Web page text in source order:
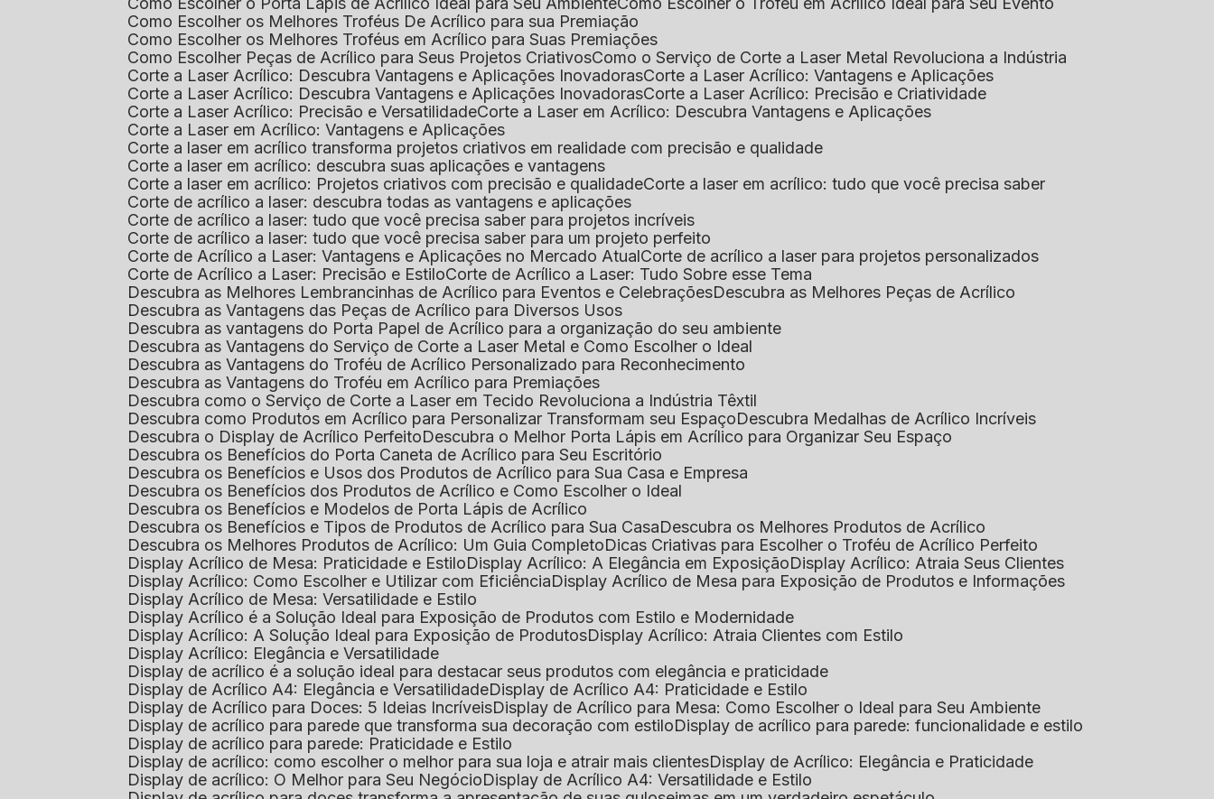
Como Escolher os Melhores Troféus De Acrílico para sua Premiação
Como Escolher os Melhores Troféus em Acrílico para Suas Premiações
Como Escolher Peças de Acrílico para Seus Projetos Criativos
Como o Serviço de Corte a Laser Metal Revoluciona a Indústria
Corte a Laser Acrílico: Descubra Vantagens e Aplicações Inovadoras
Corte a Laser Acrílico: Vantagens e Aplicações
Corte a Laser Acrílico: Descubra Vantagens e Aplicações Inovadoras
Corte a Laser Acrílico: Precisão e Criatividade
Corte a Laser Acrílico: Precisão e Versatilidade
Corte a Laser em Acrílico: Descubra Vantagens e Aplicações
Corte a Laser em Acrílico: Vantagens e Aplicações
Corte a laser em acrílico transforma projetos criativos em realidade com precisão e qualidade
Corte a laser em acrílico: descubra suas aplicações e vantagens
Corte a laser em acrílico: Projetos criativos com precisão e qualidade
Corte a laser em acrílico: tudo que você precisa saber
Corte de acrílico a laser: descubra todas as vantagens e aplicações
Corte de acrílico a laser: tudo que você precisa saber para projetos incríveis
Corte de acrílico a laser: tudo que você precisa saber para um projeto perfeito
Corte de Acrílico a Laser: Vantagens e Aplicações no Mercado Atual
Corte de acrílico a laser para projetos personalizados
Corte de Acrílico a Laser: Precisão e Estilo
Corte de Acrílico a Laser: Tudo Sobre esse Tema
Descubra as Melhores Lembrancinhas de Acrílico para Eventos e Celebrações
Descubra as Melhores Peças de Acrílico
Descubra as Vantagens das Peças de Acrílico para Diversos Usos
Descubra as vantagens do Porta Papel de Acrílico para a organização do seu ambiente
Descubra as Vantagens do Serviço de Corte a Laser Metal e Como Escolher o Ideal
Descubra as Vantagens do Troféu de Acrílico Personalizado para Reconhecimento
Descubra as Vantagens do Troféu em Acrílico para Premiações
Descubra como o Serviço de Corte a Laser em Tecido Revoluciona a Indústria Têxtil
Descubra como Produtos em Acrílico para Personalizar Transformam seu Espaço
Descubra Medalhas de Acrílico Incríveis
Descubra o Display de Acrílico Perfeito
Descubra o Melhor Porta Lápis em Acrílico para Organizar Seu Espaço
Descubra os Benefícios do Porta Caneta de Acrílico para Seu Escritório
Descubra os Benefícios e Usos dos Produtos de Acrílico para Sua Casa e Empresa
Descubra os Benefícios dos Produtos de Acrílico e Como Escolher o Ideal
Descubra os Benefícios e Modelos de Porta Lápis de Acrílico
Descubra os Benefícios e Tipos de Produtos de Acrílico para Sua Casa
Descubra os Melhores Produtos de Acrílico
Descubra os Melhores Produtos de Acrílico: Um Guia Completo
Dicas Criativas para Escolher o Troféu de Acrílico Perfeito
Display Acrílico de Mesa: Praticidade e Estilo
Display Acrílico: A Elegância em Exposição
Display Acrílico: Atraia Seus Clientes
Display Acrílico: Como Escolher e Utilizar com Eficiência
Display Acrílico de Mesa para Exposição de Produtos e Informações
Display Acrílico de Mesa: Versatilidade e Estilo
Display Acrílico é a Solução Ideal para Exposição de Produtos com Estilo e Modernidade
Display Acrílico: A Solução Ideal para Exposição de Produtos
Display Acrílico: Atraia Clientes com Estilo
Display Acrílico: Elegância e Versatilidade
Display de acrílico é a solução ideal para destacar seus produtos com elegância e praticidade
Display de Acrílico A4: Elegância e Versatilidade
Display de Acrílico A4: Praticidade e Estilo
Display de Acrílico para Doces: 5 Ideias Incríveis
Display de Acrílico para Mesa: Como Escolher o Ideal para Seu Ambiente
Display de acrílico para parede que transforma sua decoração com estilo
Display de acrílico para parede: funcionalidade e estilo
Display de acrílico para parede: Praticidade e Estilo
Display de acrílico: como escolher o melhor para sua loja e atrair mais clientes
Display de Acrílico: Elegância e Praticidade
Display de acrílico: O Melhor para Seu Negócio
Display de Acrílico A4: Versatilidade e Estilo